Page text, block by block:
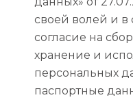
своей волей и в
согласие на
хранение и
персональных
паспортные